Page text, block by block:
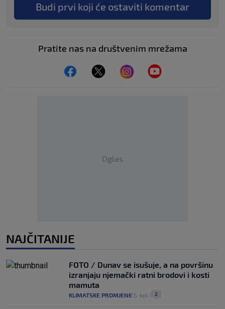
Budi prvi koji će ostaviti komentar
Pratite nas na društvenim mrežama
Oglas
NAJČITANIJE
FOTO / Dunav se isušuje, a na površinu
izranjaju njemački ratni brodovi i kosti
mamuta
KLIMATSKE PROMJENE 5. kol. 2